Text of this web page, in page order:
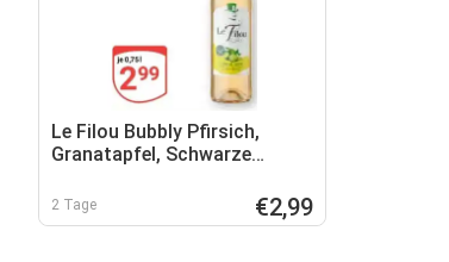
Le Filou Bubbly Pfirsich,
Granatapfel, Schwarze
Limette
2 Tage €2,99